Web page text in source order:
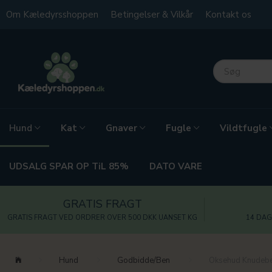
Om Kæledyrsshoppen Betingelser & Vilkår Kontakt os
Hund Kat Gnaver Fugle Vildtfugle
UDSALG SPAR OP TiL 85% DATO VARE
GRATIS FRAGT
GRATIS FRAGT VED ORDRER OVER 500 DKK UANSET KG 14
Hund Godbidde/Ben